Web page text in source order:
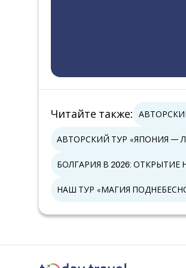
Читайте также:
АВТОРСКИЙ ТУР «ЯПОНИЯ —
БОЛГАРИЯ В 2026:
НАШ ТУР «МАГИЯ